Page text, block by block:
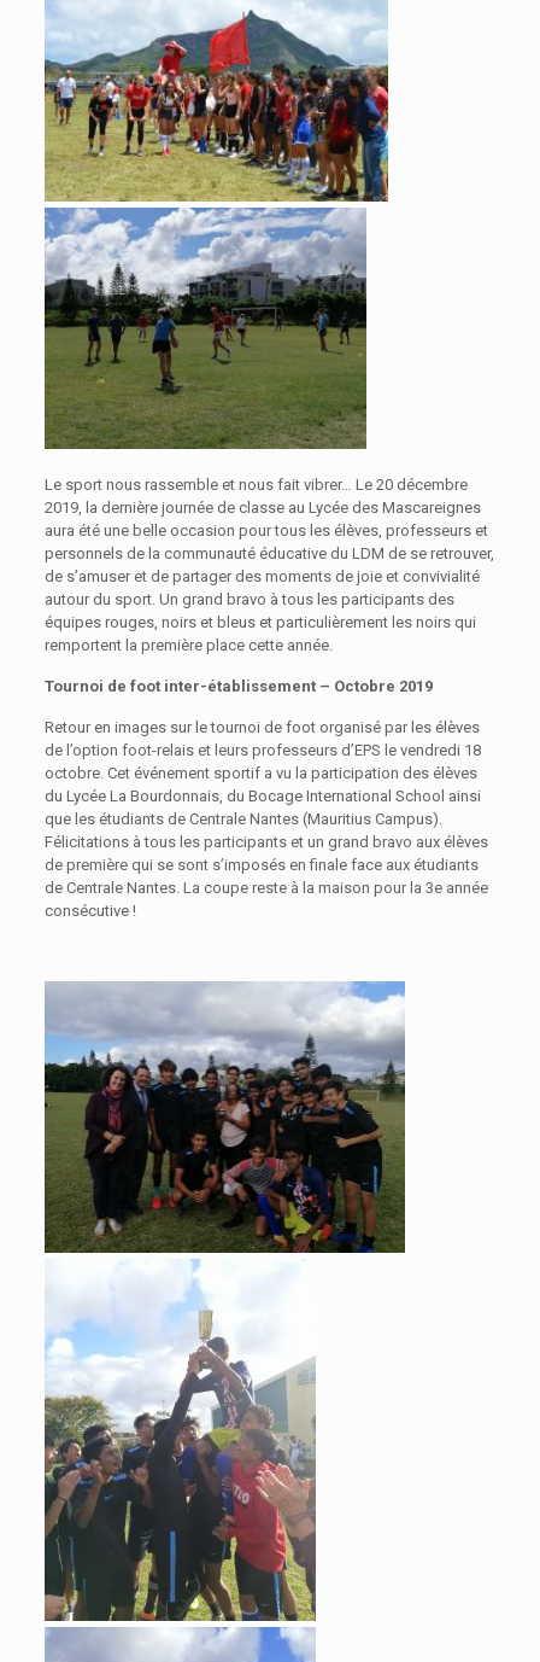
Le sport nous rassemble et nous fait vibrer… Le 20 décembre
2019, la dernière journée de classe au Lycée des Mascareignes
aura été une belle occasion pour tous les élèves, professeurs et
personnels de la communauté éducative du LDM de se retrouver,
de s’amuser et de partager des moments de joie et convivialité
autour du sport. Un grand bravo à tous les participants des
équipes rouges, noirs et bleus et particulièrement les noirs qui
remportent la première place cette année.
Tournoi de foot inter-établissement – Octobre 2019
Retour en images sur le tournoi de foot organisé par les élèves
de l’option foot-relais et leurs professeurs d’EPS le vendredi 18
octobre. Cet événement sportif a vu la participation des élèves
du Lycée La Bourdonnais, du Bocage International School ainsi
que les étudiants de Centrale Nantes (Mauritius Campus).
Félicitations à tous les participants et un grand bravo aux élèves
de première qui se sont s’imposés en finale face aux étudiants
de Centrale Nantes. La coupe reste à la maison pour la 3e année
consécutive !